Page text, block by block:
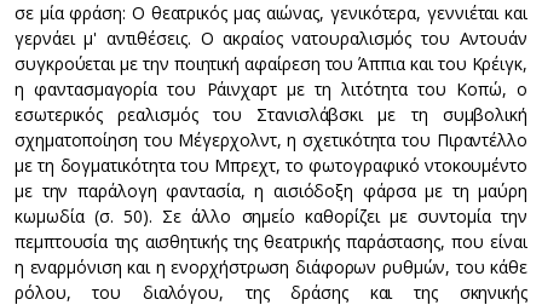
σε μία φράση: Ο θεατρικός μας αιώνας, γενικότερα, γεννιέται και
γερνάει μ' αντιθέσεις. Ο ακραίος νατουραλισμός του Αντουάν
συγκρούεται με την ποιητική αφαίρεση του Άππια και του Κρέιγκ,
η φαντασμαγορία του Ράινχαρτ με τη λιτότητα του Κοπώ, ο
εσωτερικός ρεαλισμός του Στανισλάβσκι με τη συμβολική
σχηματοποίηση του Μέγερχολντ, η σχετικότητα του Πιραντέλλο
με τη δογματικότητα του Μπρεχτ, το φωτογραφικό ντοκουμέντο
με την παράλογη φαντασία, η αισιόδοξη φάρσα με τη μαύρη
κωμωδία (σ. 50). Σε άλλο σημείο καθορίζει με συντομία την
πεμπτουσία της αισθητικής της θεατρικής παράστασης, που είναι
η εναρμόνιση και η ενορχήστρωση διάφορων ρυθμών, του κάθε
ρόλου, του διαλόγου, της δράσης και της σκηνικής